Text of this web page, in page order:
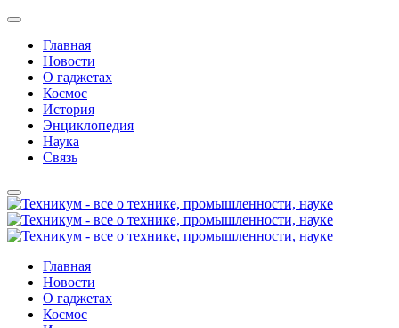
Главная
Новости
О гаджетах
Космос
История
Энциклопедия
Наука
Связь
Главная
Новости
О гаджетах
Космос